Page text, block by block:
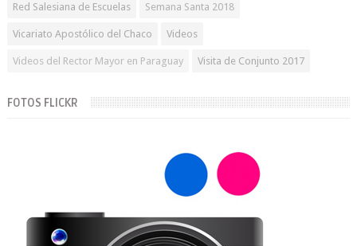
Red Salesiana de Escuelas Semana Santa 2018
Vicariato Apostólico del Chaco Videos
Videos del Rector Mayor en Paraguay Visita de Conjunto 2017
FOTOS FLICKR